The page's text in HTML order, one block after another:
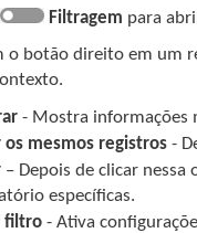
Filtragem para
o botão direito em um
- Mostra informações
os mesmos registros -
– Depois de clicar nessa
específicas.
filtro - Ativa